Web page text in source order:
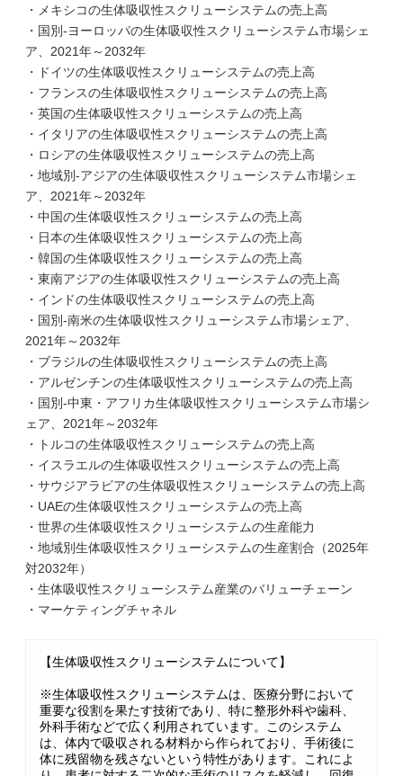
・メキシコの生体吸収性スクリューシステムの売上高
・国別-ヨーロッパの生体吸収性スクリューシステム市場シェ
ア、2021年～2032年
・ドイツの生体吸収性スクリューシステムの売上高
・フランスの生体吸収性スクリューシステムの売上高
・英国の生体吸収性スクリューシステムの売上高
・イタリアの生体吸収性スクリューシステムの売上高
・ロシアの生体吸収性スクリューシステムの売上高
・地域別-アジアの生体吸収性スクリューシステム市場シェ
ア、2021年～2032年
・中国の生体吸収性スクリューシステムの売上高
・日本の生体吸収性スクリューシステムの売上高
・韓国の生体吸収性スクリューシステムの売上高
・東南アジアの生体吸収性スクリューシステムの売上高
・インドの生体吸収性スクリューシステムの売上高
・国別-南米の生体吸収性スクリューシステム市場シェア、
2021年～2032年
・ブラジルの生体吸収性スクリューシステムの売上高
・アルゼンチンの生体吸収性スクリューシステムの売上高
・国別-中東・アフリカ生体吸収性スクリューシステム市場シ
ェア、2021年～2032年
・トルコの生体吸収性スクリューシステムの売上高
・イスラエルの生体吸収性スクリューシステムの売上高
・サウジアラビアの生体吸収性スクリューシステムの売上高
・UAEの生体吸収性スクリューシステムの売上高
・世界の生体吸収性スクリューシステムの生産能力
・地域別生体吸収性スクリューシステムの生産割合（2025年
対2032年）
・生体吸収性スクリューシステム産業のバリューチェーン
・マーケティングチャネル
【生体吸収性スクリューシステムについて】
※生体吸収性スクリューシステムは、医療分野において
重要な役割を果たす技術であり、特に整形外科や歯科、
外科手術などで広く利用されています。このシステム
は、体内で吸収される材料から作られており、手術後に
体に残留物を残さないという特性があります。これによ